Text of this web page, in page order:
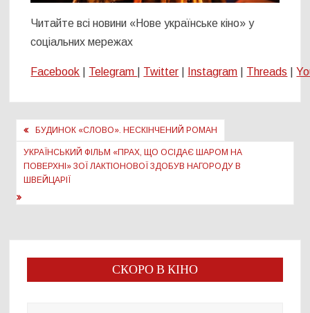
Читайте всі новини «Нове українське кіно» у
соціальних мережах
Facebook Telegram Twitter Instagram Threads |
Навігація
записів
БУДИНОК «СЛОВО». НЕСКІНЧЕНИЙ РОМАН
УКРАЇНСЬКИЙ ФІЛЬМ ​«ПРАХ, ЩО ОСІДАЄ ШАРОМ НА
ПОВЕРХНІ» ЗОЇ ЛАКТІОНОВОЇ ЗДОБУВ НАГОРОДУ В
ШВЕЙЦАРІЇ
СКОРО В КІНО